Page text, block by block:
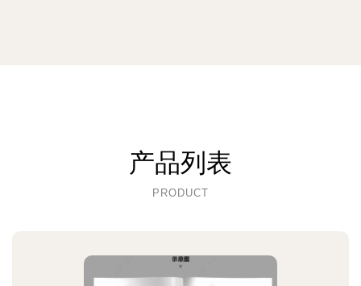
产品列表
PRODUCT